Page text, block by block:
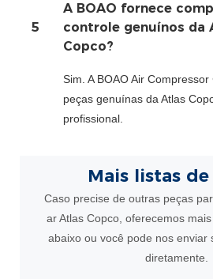
5
A BOAO fornece
controle genuínos da
Copco?
Sim. A BOAO Air
peças genuínas da Atlas
profissional.
Mais listas de
Caso precise de outras peças
ar Atlas Copco, oferecemos
abaixo ou você pode nos enviar
diretamente.